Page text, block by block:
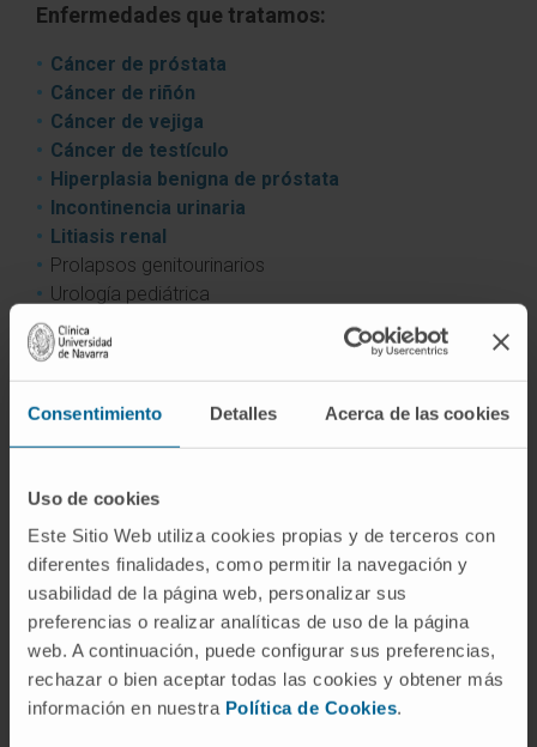
Consentimiento Detalles Acerca de las cookies
Uso de cookies
Este Sitio Web utiliza cookies propias y de terceros con
diferentes finalidades, como permitir la navegación y
usabilidad de la página web, personalizar sus
preferencias o realizar analíticas de uso de la página
web. A continuación, puede configurar sus preferencias,
rechazar o bien aceptar todas las cookies y obtener más
información en nuestra Política de Cookies.
Enfermedades que tratamos:
Cáncer de próstata
Cáncer de riñón
Cáncer de vejiga
Cáncer de testículo
Hiperplasia benigna de próstata
Incontinencia urinaria
Litiasis renal
Prolapsos genitourinarios
Urología pediátrica
¿Por qué en la Clínica?
Equipo de profesionales de primer nivel con formación